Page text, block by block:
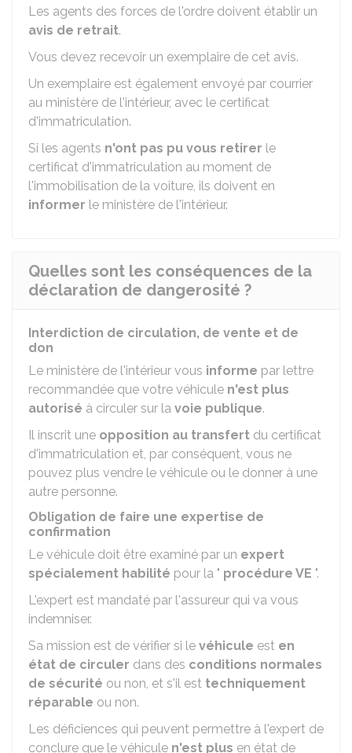
Les agents des forces de l'ordre doivent établir un
avis de retrait.
Vous devez recevoir un exemplaire de cet avis.
Un exemplaire est également envoyé par courrier
au ministère de l'intérieur, avec le certificat
d'immatriculation.
Si les agents n'ont pas pu vous retirer le
certificat d'immatriculation au moment de
l'immobilisation de la voiture, ils doivent en
informer le ministère de l'intérieur.
Quelles sont les conséquences de la
déclaration de dangerosité ?
Interdiction de circulation, de vente et de
don
Le ministère de l'intérieur vous informe par lettre
recommandée que votre véhicule n'est plus
autorisé à circuler sur la voie publique.
Il inscrit une opposition au transfert du certificat
d'immatriculation et, par conséquent, vous ne
pouvez plus vendre le véhicule ou le donner à une
autre personne.
Obligation de faire une expertise de
confirmation
Le véhicule doit être examiné par un expert
spécialement habilité pour la " procédure VE ".
L'expert est mandaté par l'assureur qui va vous
indemniser.
Sa mission est de vérifier si le véhicule est en
état de circuler dans des conditions normales
de sécurité ou non, et s'il est techniquement
réparable ou non.
Les déficiences qui peuvent permettre à l'expert de
conclure que le véhicule n'est plus en état de